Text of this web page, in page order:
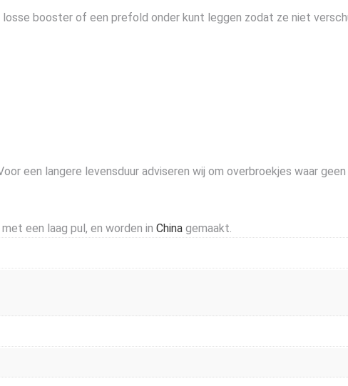
booster of een prefold onder kunt leggen zodat ze niet
een langere levensduur adviseren wij om overbroekjes waar
een laag pul, en worden in China gemaakt.